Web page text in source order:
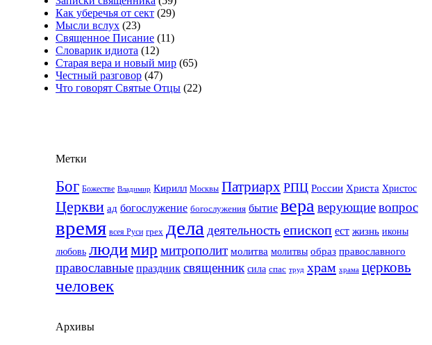
Как уберечья от сект (29)
Мысли вслух (23)
Священное Писание (11)
Словарик идиота (12)
Старая вера и новый мир (65)
Честный разговор (47)
Что говорят Святые Отцы (22)
Метки
Бог Божестве Владимир Кирилл Москвы Патриарх РПЦ России Христа Христос
Церкви ад богослужение богослужения бытие вераверующие вопрос
время всея Руси грех дела деятельность епископ ест жизнь иконы
любовь людимир митрополит молитва молитвы образ православного
православные праздник священник сила спас труд храм храма церковь
человек
Архивы